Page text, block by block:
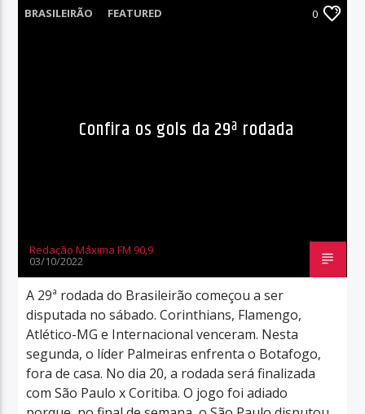
BRASILEIRÃO FEATURED 0
Confira os gols da 29ª rodada
Redação Máxima FM 90,9
03/10/2022
A 29ª rodada do Brasileirão começou a ser
disputada no sábado. Corinthians, Flamengo,
Atlético-MG e Internacional venceram. Nesta
segunda, o líder Palmeiras enfrenta o Botafogo,
fora de casa. No dia 20, a rodada será finalizada
com São Paulo x Coritiba. O jogo foi adiado